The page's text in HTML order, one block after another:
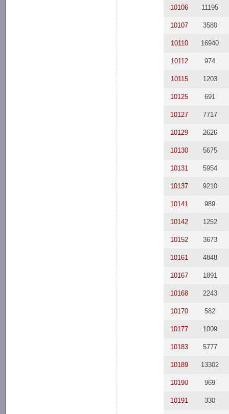
10106 11195
10107 3580
10110 16940
10112 974
10115 1203
10125 691
10127 7717
10129 2626
10130 5675
10131 5954
10137 9210
10141 989
10142 1252
10152 3673
10161 4848
10167 1891
10168 2243
10170 582
10177 1009
10183 5777
10189 13302
10190 969
10191 330